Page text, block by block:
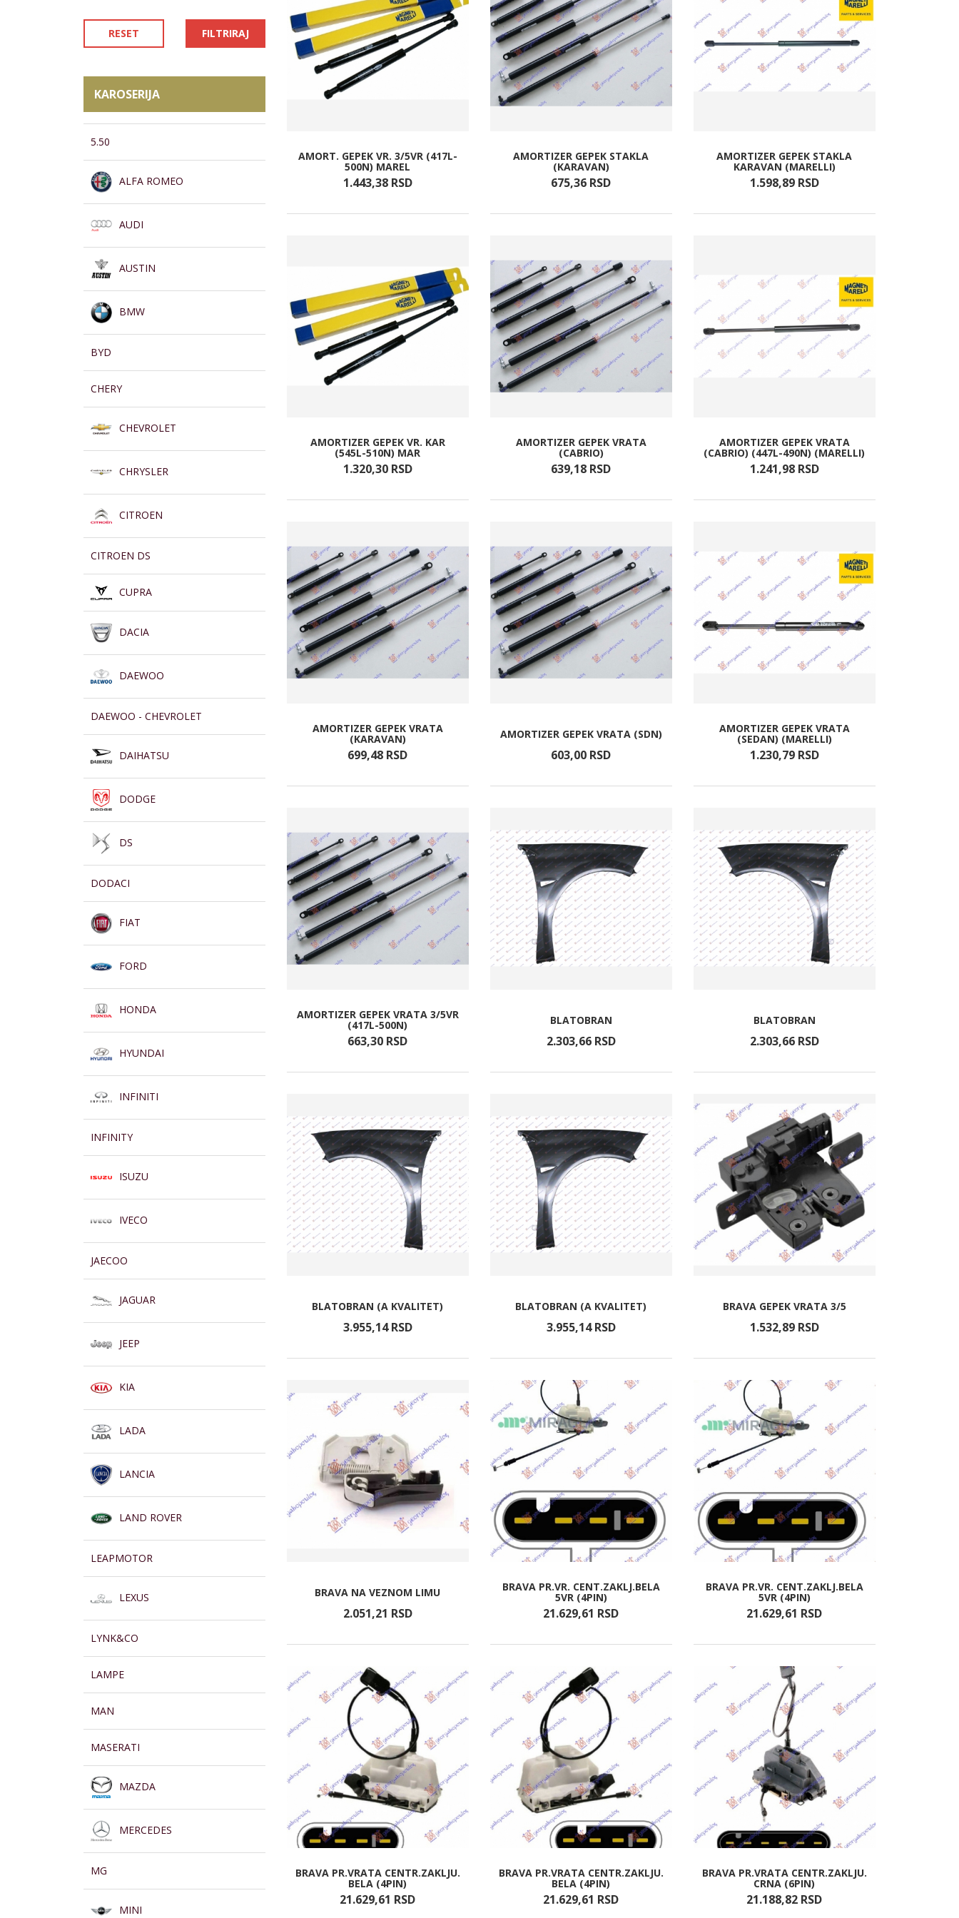
RESET FILTRIRAJ
KAROSERIJA
5.50
ALFA ROMEO
AUDI
AUSTIN
BMW
BYD
CHERY
CHEVROLET
CHRYSLER
CITROEN
CITROEN DS
CUPRA
DACIA
DAEWOO
DAEWOO - CHEVROLET
DAIHATSU
DODGE
DS
DODACI
FIAT
FORD
HONDA
HYUNDAI
INFINITI
INFINITY
ISUZU
IVECO
JAECOO
JAGUAR
JEEP
KIA
LADA
LANCIA
LAND ROVER
LEAPMOTOR
LEXUS
LYNK&CO
LAMPE
MAN
MASERATI
MAZDA
MERCEDES
MG
MINI
AMORT. GEPEK VR. 3/5VR (417L-
500N) MAREL
1.443,38 RSD
AMORTIZER GEPEK STAKLA
(KARAVAN)
675,36 RSD
AMORTIZER GEPEK STAKLA
KARAVAN (MARELLI)
1.598,89 RSD
AMORTIZER GEPEK VR. KAR
(545L-510N) MAR
1.320,30 RSD
AMORTIZER GEPEK VRATA
(CABRIO)
639,18 RSD
AMORTIZER GEPEK VRATA
(CABRIO) (447L-490N) (MARELLI)
1.241,98 RSD
AMORTIZER GEPEK VRATA
(KARAVAN)
699,48 RSD
AMORTIZER GEPEK VRATA (SDN)
603,00 RSD
AMORTIZER GEPEK VRATA
(SEDAN) (MARELLI)
1.230,79 RSD
AMORTIZER GEPEK VRATA 3/5VR
(417L-500N)
663,30 RSD
BLATOBRAN
2.303,66 RSD
BLATOBRAN
2.303,66 RSD
BLATOBRAN (A KVALITET)
3.955,14 RSD
BLATOBRAN (A KVALITET)
3.955,14 RSD
BRAVA GEPEK VRATA 3/5
1.532,89 RSD
BRAVA NA VEZNOM LIMU
2.051,21 RSD
BRAVA PR.VR. CENT.ZAKLJ.BELA
5VR (4PIN)
21.629,61 RSD
BRAVA PR.VR. CENT.ZAKLJ.BELA
5VR (4PIN)
21.629,61 RSD
BRAVA PR.VRATA CENTR.ZAKLJU.
BELA (4PIN)
21.629,61 RSD
BRAVA PR.VRATA CENTR.ZAKLJU.
BELA (4PIN)
21.629,61 RSD
BRAVA PR.VRATA CENTR.ZAKLJU.
CRNA (6PIN)
21.188,82 RSD